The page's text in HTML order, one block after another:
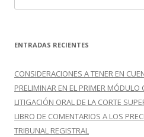
u
c
r
:
ENTRADAS RECIENTES
CONSIDERACIONES A TENER EN
PRELIMINAR EN EL PRIMER MÓDULO
LITIGACIÓN ORAL DE LA CORTE
LIBRO DE COMENTARIOS A LOS
TRIBUNAL REGISTRAL